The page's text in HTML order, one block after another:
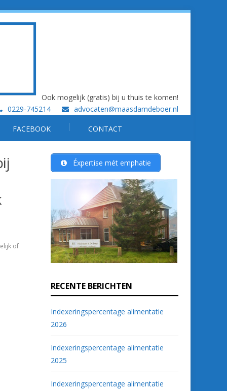
Ook mogelijk (gratis) bij u thuis te komen!
0229-745214
advocaten@maasdamdeboer.nl
FACEBOOK CONTACT
of
Éxpertise mét emphatie
RECENTE BERICHTEN
Indexeringspercentage alimentatie
2026
Indexeringspercentage alimentatie
2025
Indexeringspercentage alimentatie